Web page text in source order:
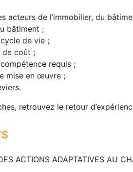
center
Country
acteurs de l’immobilier, du
bâtiment ;
de vie ;
de coût ;
requis ;
mise en œuvre ;
retrouvez le retour
ACTIONS ADAPTATIVES AU